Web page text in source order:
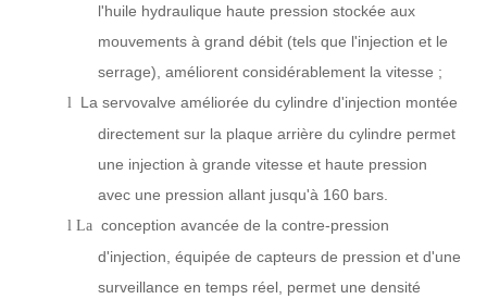
l'huile hydraulique haute pression stockée aux
mouvements à grand débit (tels que l'injection et le
serrage), améliorent considérablement la vitesse ;
l
La servovalve améliorée du cylindre d'injection montée
directement sur la plaque arrière du cylindre permet
une injection à grande vitesse et haute pression
avec une pression allant jusqu'à 160 bars.
l La conception avancée de la contre-pression
d'injection, équipée de capteurs de pression et d'une
surveillance en temps réel, permet une densité